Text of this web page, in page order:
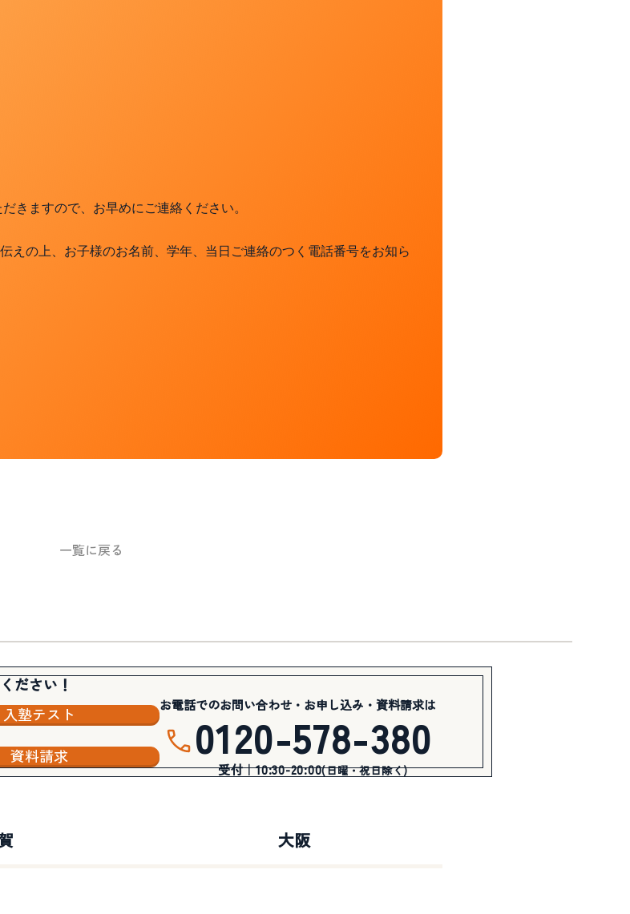
きますので、お早めにご連絡ください。
えの上、お子様のお名前、学年、当日ご連絡のつく電話番号をお知ら
一覧に戻る
ださい！
入塾テスト
資料請求
お電話でのお問い合わせ・お申し込み・資料請求は
0120-578-380
受付｜10:30-20:00(日曜・祝日除く)
大阪